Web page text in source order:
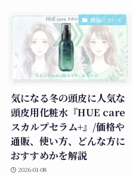
商品について
気になる冬の頭皮に人気な
頭皮用化粧水『HUE care
スカルプセラム+』/価格や
通販、使い方、どんな方に
おすすめかを解説
2026-01-08